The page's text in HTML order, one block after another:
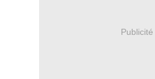
Publicité